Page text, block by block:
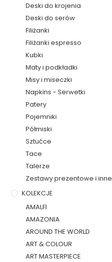
Deski do krojenia
Deski do serów
Filiżanki
Filiżanki espresso
Kubki
Maty i podkładki
Misy i miseczki
Napkins - Serwetki
Patery
Pojemniki
Półmiski
Sztućce
Tace
Talerze
Zestawy prezentowe i inne
KOLEKCJE
AMALFI
AMAZONIA
AROUND THE WORLD
ART & COLOUR
ART MASTERPIECE